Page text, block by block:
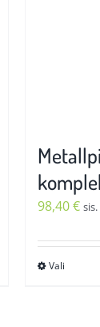
98,40€
ValiSellel